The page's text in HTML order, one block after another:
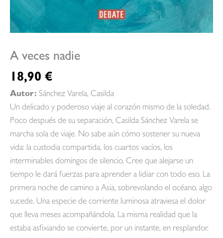
A veces nadie
18,90 €
Autor: Sánchez Varela, Casilda
Un delicado y poderoso viaje al corazón mismo de la soledad.
Poco después de su separación, Casilda Sánchez Varela se
marcha sola de viaje. No sabe aún cómo sostener su nueva
vida: la custodia compartida, los cuartos vacíos, los
interminables domingos de silencio. Cree que alejarse un
tiempo le dará fuerzas para aprender a lidiar con todo eso. La
primera noche de camino a Asia, sobrevolando el océano, algo
sucede. Una especie de corriente luminosa atraviesa el dolor
que lleva meses acompañándola. La misma realidad que la
estaba asfixiando se convierte, por un instante, en resplandor.